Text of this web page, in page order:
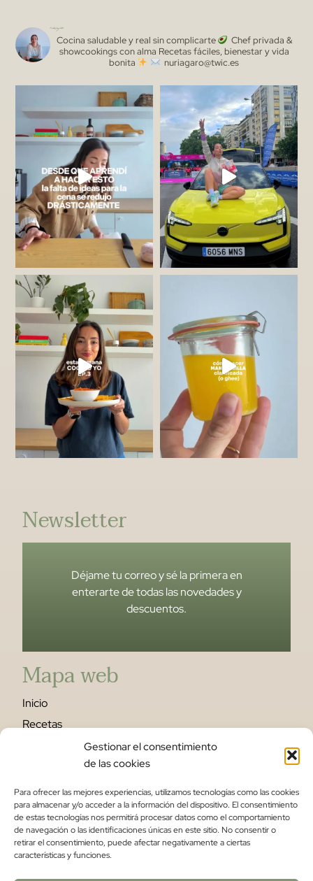
Gestionar el consentimiento
de las cookies
Para ofrecer las mejores experiencias, utilizamos tecnologías como las cookies
para almacenar y/o acceder a la información del dispositivo. El consentimiento
de estas tecnologías nos permitirá procesar datos como el comportamiento
de navegación o las identificaciones únicas en este sitio. No consentir o
retirar el consentimiento, puede afectar negativamente a ciertas
características y funciones.
nuriagaro
Cocina saludable y real sin complicarte
Chef privada &
showcookings con alma Recetas fáciles, bienestar y vida
bonita
nuriagaro@twic.es
Mapa web
Inicio
Recetas
Sobre mí
Contacto
Legal
Aviso Legal
Newsletter
Déjame tu correo y sé la primera en
enterarte de todas las novedades y
descuentos.